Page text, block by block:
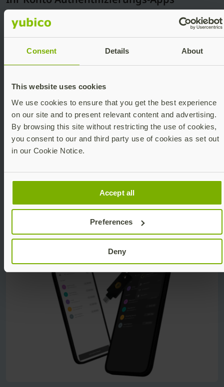
Consent Details About
This website uses cookies
We use cookies to ensure that you get the best experience
on our site and to present relevant content and advertising.
By browsing this site without restricting the use of cookies,
you consent to our and third party use of cookies as set out
in our Cookie Notice.
Accept all
Preferences
Deny
unterstützt:
Laden Sie die Yubico-Authenticator-Appherunter [LINK].
auf und suchen Sie nach „Authentifizierungs-App“.
3. Open the Yubico Authenticator and find “add
account”.
Scannen Sie den vom Dienst bereitgestellten QR-Code
(stellen Sie sicher, dass der QR-Code beim Scannen
Speichern Sie diesen QR-Code. Sie benötigen ihn, um
weitere Schlüssel zu registrieren.